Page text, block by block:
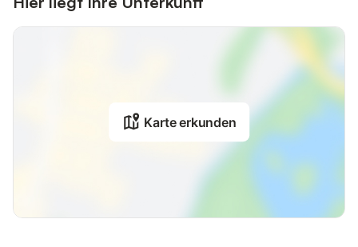
Karte erkunden